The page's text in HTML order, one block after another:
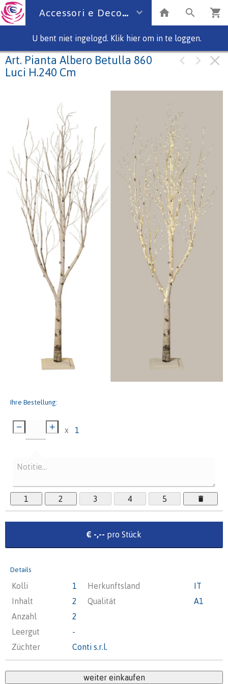
Accessori e Deco
U bent niet ingelogd. Klik hier om in te loggen.
Art. Pianta Albero Betulla 860
Luci H.240 Cm
Ihre Bestellung:
x 1
1 2 3 4 5
€ -,-- pro Stück
Details
Kolli 1 Herkunftsland
IT
Inhalt
2 Qualität
A1
Anzahl
2
Leergut
-
Züchter
Conti s.r.l.
weiter einkaufen